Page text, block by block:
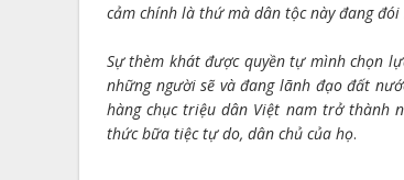
cảm chính là thứ mà dân tộc này đang
Sự thèm khát được quyền tự mình chọn
những người sẽ và đang lãnh đạo đất
hàng chục triệu dân Việt nam trở thành
thức bữa tiệc tự do, dân chủ của họ.